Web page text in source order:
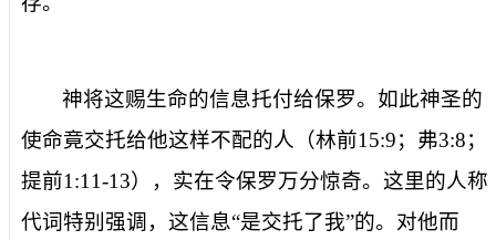
神将这赐生命的信息托付给保罗。如此神圣的
使命竟交托给他这样不配的人（林前15:9；弗3:8；
提前1:11-13），实在令保罗万分惊奇。这里的人称
代词特别强调，这信息“是交托了我”的。对他而